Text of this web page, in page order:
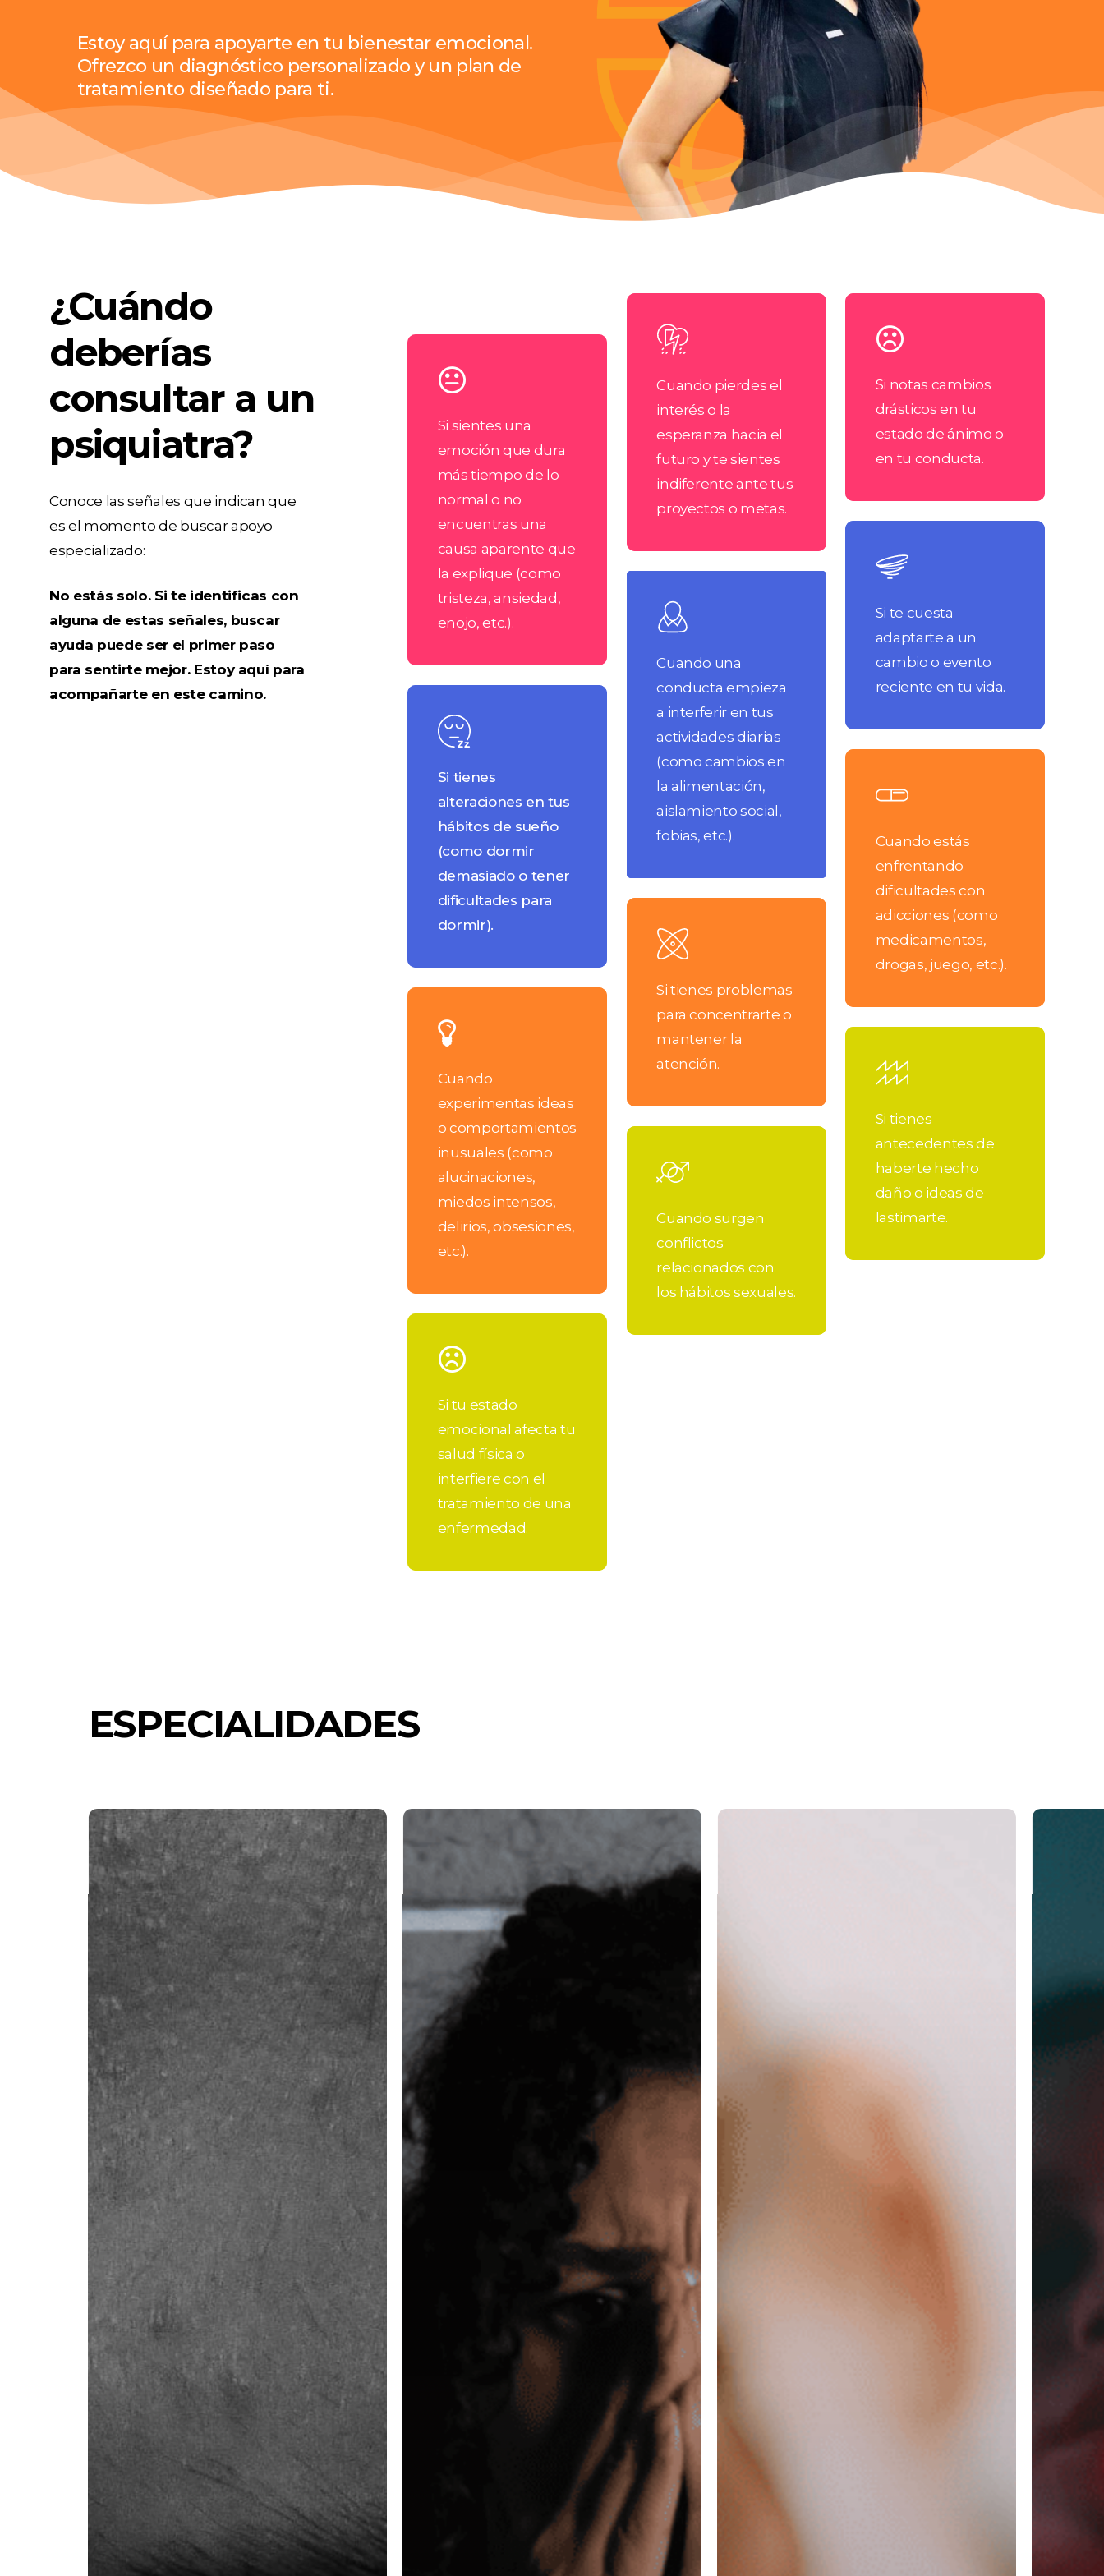
Estoy aquí para apoyarte en tu bienestar emocional.
Ofrezco un diagnóstico personalizado y un plan de
tratamiento diseñado para ti.
¿Cuándo
deberías
consultar a un
psiquiatra?
Conoce las señales que indican que
es el momento de buscar apoyo
especializado:
No estás solo. Si te identificas con
alguna de estas señales, buscar
ayuda puede ser el primer paso
para sentirte mejor. Estoy aquí para
acompañarte en este camino.
Si sientes una
emoción que dura
más tiempo de lo
normal o no
encuentras una
causa aparente que
la explique (como
tristeza, ansiedad,
enojo, etc.).
Si tienes
alteraciones en tus
hábitos de sueño
(como dormir
demasiado o tener
dificultades para
dormir).
Learn
more
Cuando
experimentas ideas
o comportamientos
inusuales (como
alucinaciones,
miedos intensos,
delirios, obsesiones,
etc.).
Learn
more
Si tu estado
emocional afecta tu
salud física o
interfiere con el
tratamiento de una
enfermedad.
Learn
more
Cuando pierdes el
interés o la
esperanza hacia el
futuro y te sientes
indiferente ante tus
proyectos o metas.
Learn
more
Cuando una
conducta empieza
a interferir en tus
actividades diarias
(como cambios en
la alimentación,
aislamiento social,
fobias, etc.).
more
Si tienes problemas
para concentrarte o
mantener la
atención.
Learn
more
Cuando surgen
conflictos
relacionados con
los hábitos sexuales.
Learn
more
Si notas cambios
drásticos en tu
estado de ánimo o
en tu conducta.
Learn
more
Si te cuesta
adaptarte a un
cambio o evento
reciente en tu vida.
Learn
more
Cuando estás
enfrentando
dificultades con
adicciones (como
medicamentos,
drogas, juego, etc.).
Learn
more
Si tienes
antecedentes de
haberte hecho
daño o ideas de
lastimarte.
Learn
more
ESPECIALIDADES